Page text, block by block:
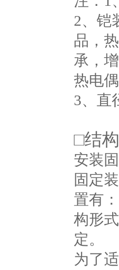
2、铠
品，
承，
热电
3、直
□结
安装
固定
置有
构形
定。
为了